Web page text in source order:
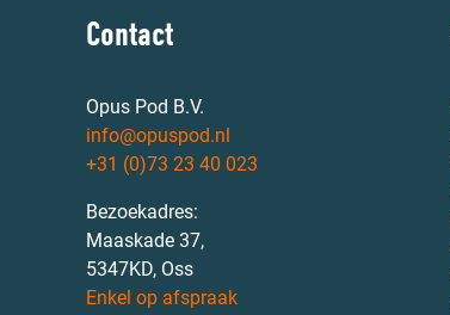
Contact
Opus Pod B.V.
info@opuspod.nl
+31 (0)73 23 40 023
Bezoekadres:
Maaskade 37,
5347KD, Oss
Enkel op afspraak